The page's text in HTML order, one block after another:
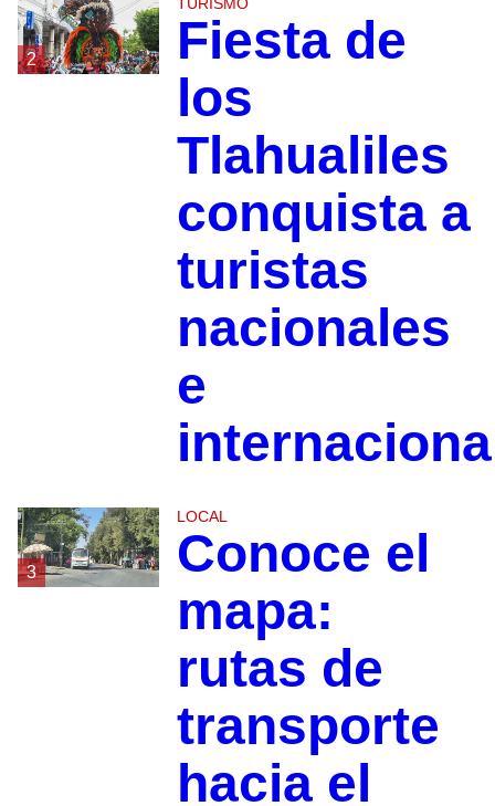
2
Fiesta de
los
Tlahualiles
conquista a
turistas
nacionales
e
3
LOCAL
Conoce el
mapa:
rutas de
transporte
hacia el